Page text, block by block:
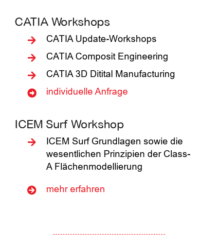
CATIA Workshops
CATIA Update-Workshops
CATIA Composit Engineering
CATIA 3D Ditital Manufacturing
individuelle Anfrage
ICEM Surf Workshop
ICEM Surf Grundlagen sowie die
wesentlichen Prinzipien der Class-
A Flächenmodellierung
mehr erfahren